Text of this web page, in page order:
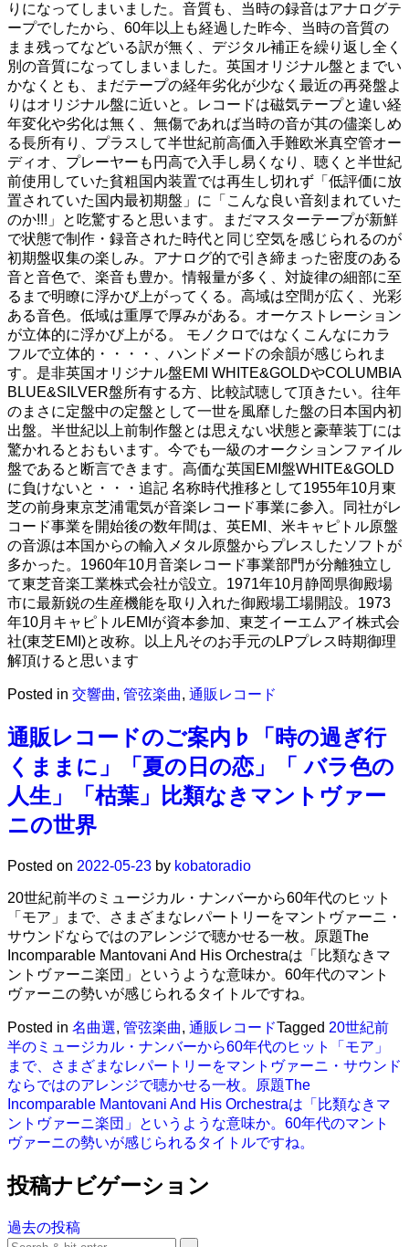
りになってしまいました。音質も、当時の録音はアナログテ
ープでしたから、60年以上も経過した昨今、当時の音質の
まま残ってなどいる訳が無く、デジタル補正を繰り返し全く
別の音質になってしまいました。英国オリジナル盤とまでい
かなくとも、まだテープの経年劣化が少なく最近の再発盤よ
りはオリジナル盤に近いと。レコードは磁気テープと違い経
年変化や劣化は無く、無傷であれば当時の音が其の儘楽しめ
る長所有り、プラスして半世紀前高価入手難欧米真空管オー
ディオ、プレーヤーも円高で入手し易くなり、聴くと半世紀
前使用していた貧粗国内装置では再生し切れず「低評価に放
置されていた国内最初期盤」に「こんな良い音刻まれていた
のか!!!」と吃驚すると思います。まだマスターテープが新鮮
で状態で制作・録音された時代と同じ空気を感じられるのが
初期盤収集の楽しみ。アナログ的で引き締まった密度のある
音と音色で、楽音も豊か。情報量が多く、対旋律の細部に至
るまで明瞭に浮かび上がってくる。高域は空間が広く、光彩
ある音色。低域は重厚で厚みがある。オーケストレーション
が立体的に浮かび上がる。 モノクロではなくこんなにカラ
フルで立体的・・・・、ハンドメードの余韻が感じられま
す。是非英国オリジナル盤EMI WHITE&GOLDやCOLUMBIA
BLUE&SILVER盤所有する方、比較試聴して頂きたい。往年
のまさに定盤中の定盤として一世を風靡した盤の日本国内初
出盤。半世紀以上前制作盤とは思えない状態と豪華装丁には
驚かれるとおもいます。今でも一級のオークションファイル
盤であると断言できます。高価な英国EMI盤WHITE&GOLD
に負けないと・・・追記 名称時代推移として1955年10月東
芝の前身東京芝浦電気が音楽レコード事業に参入。同社がレ
コード事業を開始後の数年間は、英EMI、米キャピトル原盤
の音源は本国からの輸入メタル原盤からプレスしたソフトが
多かった。1960年10月音楽レコード事業部門が分離独立し
て東芝音楽工業株式会社が設立。1971年10月静岡県御殿場
市に最新鋭の生産機能を取り入れた御殿場工場開設。1973
年10月キャピトルEMIが資本参加、東芝イーエムアイ株式会
社(東芝EMI)と改称。以上凡そのお手元のLPプレス時期御理
解頂けると思います
Posted in 交響曲, 管弦楽曲, 通販レコード
通販レコードのご案内♭「時の過ぎ行
くままに」「夏の日の恋」「 バラ色の
人生」「枯葉」比類なきマントヴァー
ニの世界
Posted on 2022-05-23 by kobatoradio
20世紀前半のミュージカル・ナンバーから60年代のヒット
「モア」まで、さまざまなレパートリーをマントヴァーニ・
サウンドならではのアレンジで聴かせる一枚。原題The
Incomparable Mantovani And His Orchestraは「比類なきマ
ントヴァーニ楽団」というような意味か。60年代のマント
ヴァーニの勢いが感じられるタイトルですね。
Posted in 名曲選, 管弦楽曲, 通販レコードTagged 20世紀前
半のミュージカル・ナンバーから60年代のヒット「モア」
まで、さまざまなレパートリーをマントヴァーニ・サウンド
ならではのアレンジで聴かせる一枚。原題The
Incomparable Mantovani And His Orchestraは「比類なきマ
ントヴァーニ楽団」というような意味か。60年代のマント
ヴァーニの勢いが感じられるタイトルですね。
投稿ナビゲーション
過去の投稿